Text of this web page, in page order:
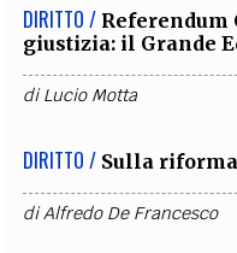
DIRITTO / Referendum
giustizia: il Grande
diLucio Motta
DIRITTO / Sulla
diAlfredo De Francesco